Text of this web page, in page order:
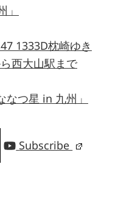
1333D枕崎ゆき
西大山駅まで
つ星 in 九州」
Subscribe